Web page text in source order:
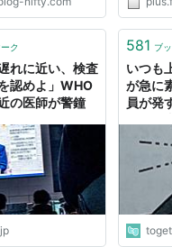
ニアと同
の全容や
ジ...
ク
れに近い、検査
認めよ」WHO
の医師が警鐘
581 ブ
いつも
が急に
員が発
う手遅